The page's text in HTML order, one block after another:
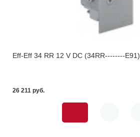
Eff-Eff 34 RR 12 V DC (34RR--------E91)
26 211 pуб.